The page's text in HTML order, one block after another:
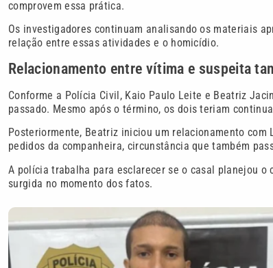
comprovem essa prática.
Os investigadores continuam analisando os materiais
relação entre essas atividades e o homicídio.
Relacionamento entre vítima e suspeita
Conforme a Polícia Civil, Kaio Paulo Leite e Beatriz
passado. Mesmo após o término, os dois teriam
Posteriormente, Beatriz iniciou um relacionamento com
pedidos da companheira, circunstância que também
A polícia trabalha para esclarecer se o casal planejou o
surgida no momento dos fatos.